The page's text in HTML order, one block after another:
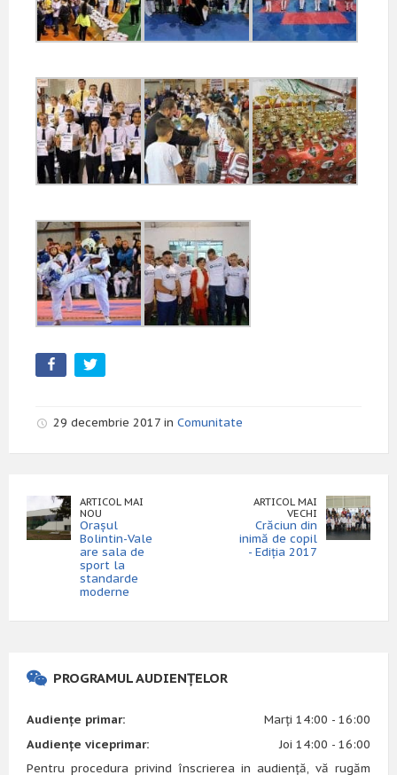
29 decembrie 2017 in Comunitate
ARTICOL MAI
NOU
Orașul
Bolintin-Vale
are sala de
sport la
standarde
moderne
ARTICOL MAI
VECHI
Crăciun din
inimă de copil
- Ediția 2017
PROGRAMUL AUDIENȚELOR
Audiențe primar:
Marți 14:00 - 16:00
Audiențe viceprimar:
Joi 14:00 - 16:00
Pentru procedura privind înscrierea in audiență, vă rugăm